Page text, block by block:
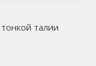
талии